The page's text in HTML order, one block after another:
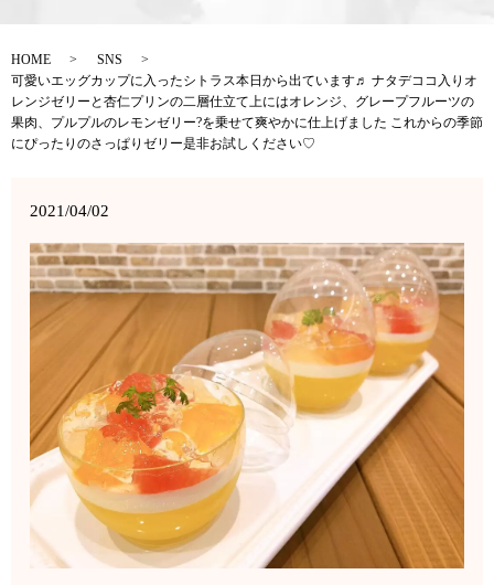
HOME
SNS
可愛いエッグカップに入ったシトラス本日から出ています♬ ナタデココ入りオ
レンジゼリーと杏仁プリンの二層仕立て上にはオレンジ、グレープフルーツの
果肉、プルプルのレモンゼリー?を乗せて爽やかに仕上げました これからの季節
にぴったりのさっぱりゼリー是非お試しください♡
2021/04/02